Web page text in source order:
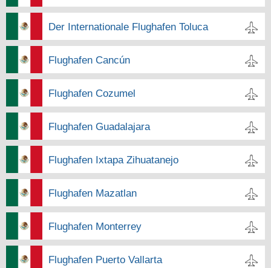
Der Internationale Flughafen Toluca
Flughafen Cancún
Flughafen Cozumel
Flughafen Guadalajara
Flughafen Ixtapa Zihuatanejo
Flughafen Mazatlan
Flughafen Monterrey
Flughafen Puerto Vallarta